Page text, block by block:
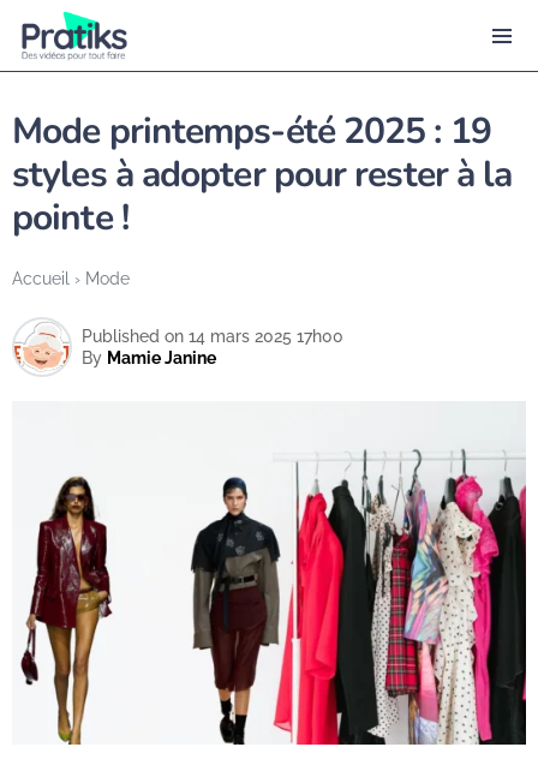
Accueil › Mode
Mode printemps-été 2025 : 19
styles à adopter pour rester à la
pointe !
By Mamie Janine
Published on 14 mars 2025 17h00